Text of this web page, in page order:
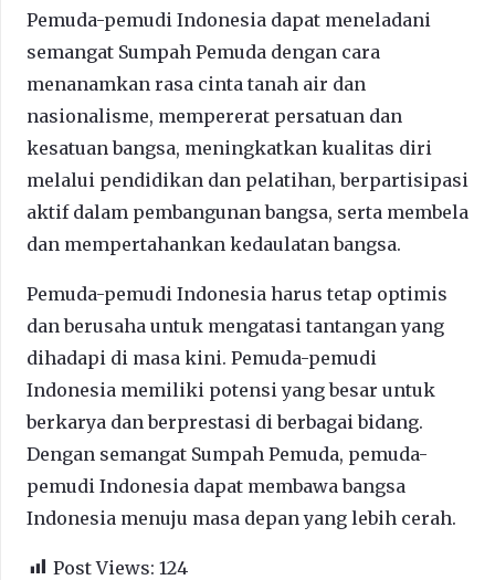
Pemuda-pemudi Indonesia dapat meneladani
semangat Sumpah Pemuda dengan cara
menanamkan rasa cinta tanah air dan
nasionalisme, mempererat persatuan dan
kesatuan bangsa, meningkatkan kualitas diri
melalui pendidikan dan pelatihan, berpartisipasi
aktif dalam pembangunan bangsa, serta membela
dan mempertahankan kedaulatan bangsa.
Pemuda-pemudi Indonesia harus tetap optimis
dan berusaha untuk mengatasi tantangan yang
dihadapi di masa kini. Pemuda-pemudi
Indonesia memiliki potensi yang besar untuk
berkarya dan berprestasi di berbagai bidang.
Dengan semangat Sumpah Pemuda, pemuda-
pemudi Indonesia dapat membawa bangsa
Indonesia menuju masa depan yang lebih cerah.
Post Views: 124